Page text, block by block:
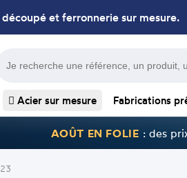
et ferronnerie sur mesure.
Acier sur mesure Fabrications
AOÛT EN FOLIE : des